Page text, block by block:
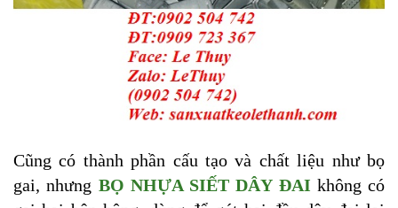
Cũng có thành phần cấu tạo và chất liệu như bọ
gai, nhưng BỌ NHỰA SIẾT DÂY ĐAI không có